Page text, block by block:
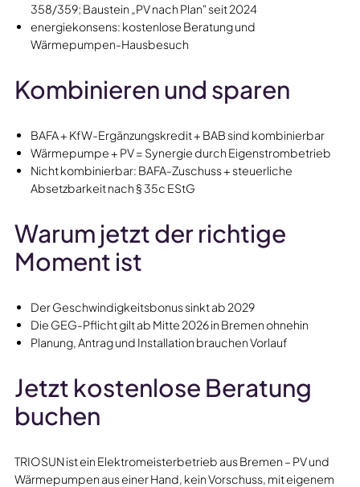
358/359; Baustein „PV nach Plan" seit 2024
energiekonsens: kostenlose Beratung und
Wärmepumpen-Hausbesuch
Kombinieren und sparen
BAFA + KfW-Ergänzungskredit + BAB sind kombinierbar
Wärmepumpe + PV = Synergie durch Eigenstrombetrieb
Nicht kombinierbar: BAFA-Zuschuss + steuerliche
Absetzbarkeit nach § 35c EStG
Warum jetzt der richtige
Moment ist
Der Geschwindigkeitsbonus sinkt ab 2029
Die GEG-Pflicht gilt ab Mitte 2026 in Bremen ohnehin
Planung, Antrag und Installation brauchen Vorlauf
Jetzt kostenlose Beratung
buchen
TRIOSUN ist ein Elektromeisterbetrieb aus Bremen – PV und
Wärmepumpen aus einer Hand, kein Vorschuss, mit eigenem